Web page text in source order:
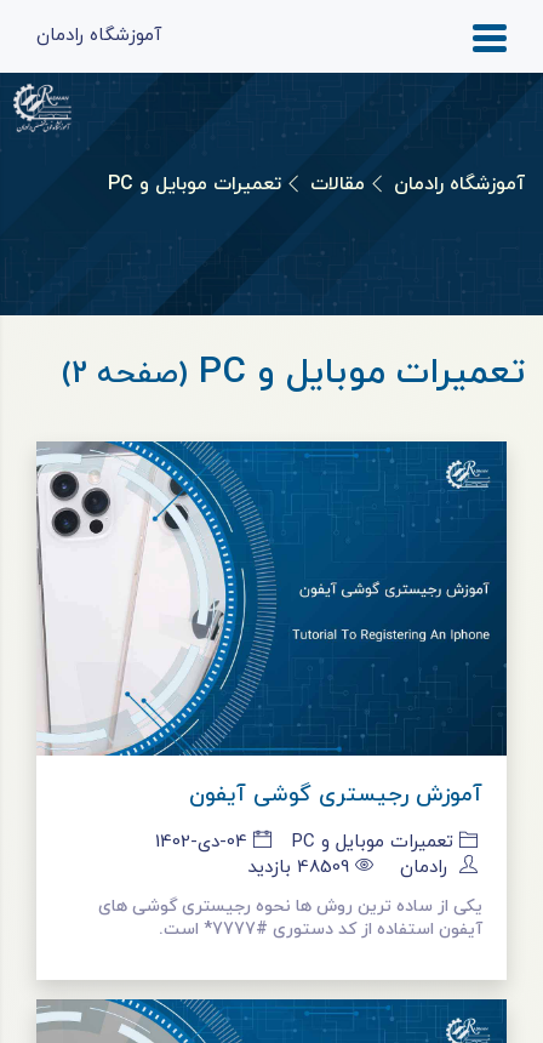
آموزشگاه رادمان
آموزشگاه رادمان مقالات تعمیرات موبایل و PC
تعمیرات موبایل و PC (صفحه 2)
آموزش رجیستری گوشی آیفون
تعمیرات موبایل و PC
04-دی-1402
رادمان
بازدید 48509
یکی از ساده‌ ترین روش‌ ها نحوه رجیستری گوشی های
آیفون استفاده از کد دستوری #7777* است.